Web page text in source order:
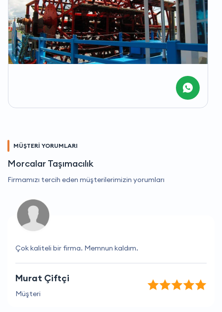
MÜŞTERİ YORUMLARI
Morcalar Taşımacılık
Firmamızı tercih eden müşterilerimizin yorumları
Çok kaliteli bir firma. Memnun kaldım.
Murat Çiftçi
Müşteri